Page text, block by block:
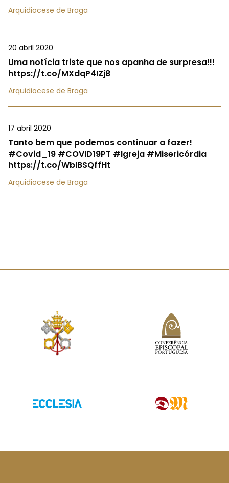
Arquidiocese de Braga
20 abril 2020
Uma notícia triste que nos apanha de surpresa!!!
https://t.co/MXdqP4IZj8
Arquidiocese de Braga
17 abril 2020
Tanto bem que podemos continuar a fazer!
#Covid_19 #COVID19PT #Igreja #Misericórdia
https://t.co/WbIBSQffHt
Arquidiocese de Braga